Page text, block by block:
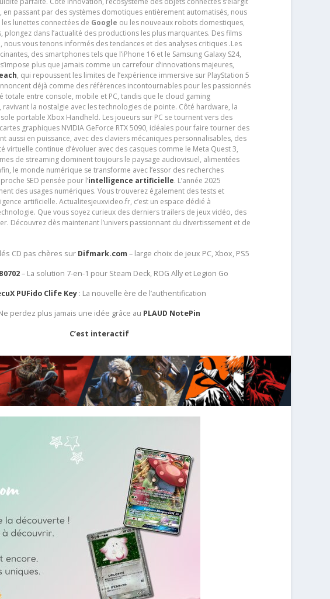
, en passant par des systèmes domotiques entièrement automatisés, nous
lunettes connectées de Google ou les nouveaux robots domestiques,
dans l’actualité des productions les plus marquantes. Des films
, nous vous tenons informés des tendances et des analyses critiques .Les
des smartphones tels que l’iPhone 16 et le Samsung Galaxy S24,
plus que jamais comme un carrefour d’innovations majeures,
, qui repoussent les limites de l’expérience immersive sur PlayStation 5
déjà comme des références incontournables pour les passionnés
entre console, mobile et PC, tandis que le cloud gaming
la nostalgie avec les technologies de pointe. Côté hardware, la
portable Xbox Handheld. Les joueurs sur PC se tournent vers des
graphiques NVIDIA GeForce RTX 5090, idéales pour faire tourner des
en puissance, avec des claviers mécaniques personnalisables, des
continue d’évoluer avec des casques comme le Meta Quest 3,
de streaming dominent toujours le paysage audiovisuel, alimentées
le monde numérique se transforme avec l’essor des recherches
SEO pensée pour l’intelligence artificielle. L’année 2025
des usages numériques. Vous trouverez également des tests et
artificielle. Actualitesjeuxvideo.fr, c’est un espace dédié à
Que vous soyez curieux des derniers trailers de jeux vidéo, des
Découvrez dès maintenant l’univers passionnant du divertissement et de
CD pas chères sur Difmark.com – large choix de jeux PC, Xbox, PS5
– La solution 7-en-1 pour Steam Deck, ROG Ally et Legion Go
PUFido Clife Key : La nouvelle ère de l’authentification
perdez plus jamais une idée grâce au PLAUD NotePin
C’est interactif